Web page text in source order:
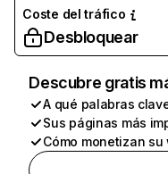
Coste del tráfico
Desbloquear
Descubre gratis
A qué palabras
Sus páginas más
Cómo monetizan su